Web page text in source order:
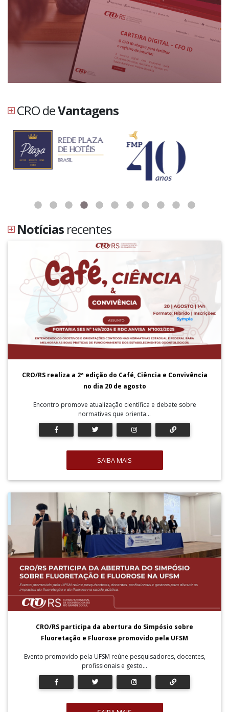
CRO deVantagens
Notícias recentes
CRO/RS realiza a 2ª edição do Café, Ciência e Convivência
no dia 20 de agosto
Encontro promove atualização científica e debate sobre
normativas que orienta...
SAIBA MAIS
CRO/RS participa da abertura do Simpósio sobre
Fluoretação e Fluorose promovido pela UFSM
Evento promovido pela UFSM reúne pesquisadores, docentes,
profissionais e gesto...